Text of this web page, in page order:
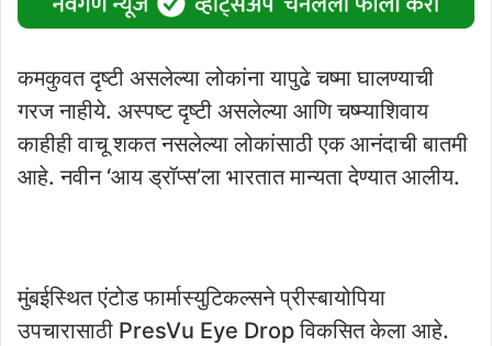
कमकुवत दृष्टी असलेल्या लोकांना यापुढे चष्मा घालण्याची
गरज नाहीये. अस्पष्ट दृष्टी असलेल्या आणि चष्म्याशिवाय
काहीही वाचू शकत नसलेल्या लोकांसाठी एक आनंदाची बातमी
आहे. नवीन ‘आय ड्रॉप्स’ला भारतात मान्यता देण्यात आलीय.
मुंबईस्थित एंटोड फार्मास्युटिकल्सने प्रीस्बायोपिया
उपचारासाठी PresVu Eye Drop विकसित केला आहे.